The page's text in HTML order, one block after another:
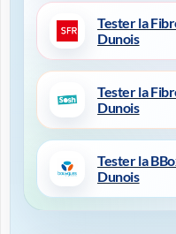
Tester la
Dunois
Tester la
Dunois
Tester la
Dunois